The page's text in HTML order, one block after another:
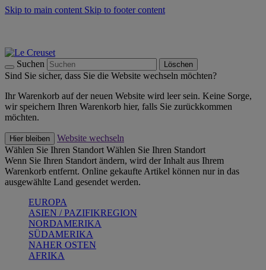
Skip to main content Skip to footer content
Suchen Löschen
Sind Sie sicher, dass Sie die Website wechseln möchten?
Ihr Warenkorb auf der neuen Website wird leer sein. Keine Sorge,
wir speichern Ihren Warenkorb hier, falls Sie zurückkommen
möchten.
Hier bleiben
Website wechseln
Wählen Sie Ihren Standort Wählen Sie Ihren Standort
Wenn Sie Ihren Standort ändern, wird der Inhalt aus Ihrem
Warenkorb entfernt. Online gekaufte Artikel können nur in das
ausgewählte Land gesendet werden.
EUROPA
ASIEN / PAZIFIKREGION
NORDAMERIKA
SÜDAMERIKA
NAHER OSTEN
AFRIKA